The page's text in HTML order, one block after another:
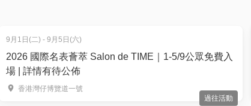
9月1日(二) - 9月5日(六)
2026 國際名表薈萃 Salon de TIME｜1-5/9公眾免費入
場 | 詳情有待公佈
香港灣仔博覽道一號
過往活動